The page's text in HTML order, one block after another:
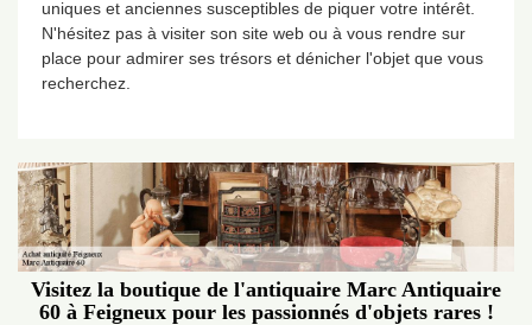
uniques et anciennes susceptibles de piquer votre intérêt.
N'hésitez pas à visiter son site web ou à vous rendre sur
place pour admirer ses trésors et dénicher l'objet que vous
recherchez.
Visitez la boutique de l'antiquaire Marc Antiquaire
60 à Feigneux pour les passionnés d'objets rares !